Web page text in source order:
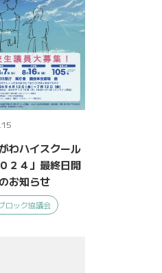
わハイスクール
２４」最終日開
お知らせ
ロック協議会